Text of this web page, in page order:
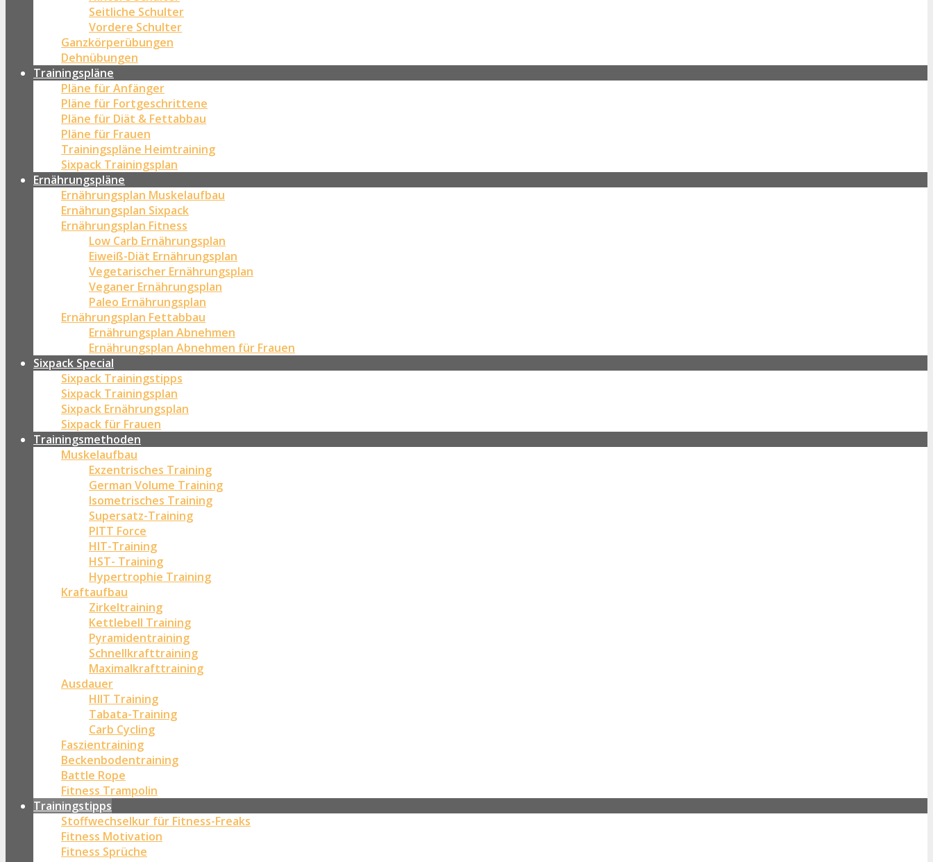
Seitliche Schulter
Vordere Schulter
Ganzkörperübungen
Dehnübungen
Trainingspläne
Pläne für Anfänger
Pläne für Fortgeschrittene
Pläne für Diät & Fettabbau
Pläne für Frauen
Trainingspläne Heimtraining
Sixpack Trainingsplan
Ernährungspläne
Ernährungsplan Muskelaufbau
Ernährungsplan Sixpack
Ernährungsplan Fitness
Low Carb Ernährungsplan
Eiweiß-Diät Ernährungsplan
Vegetarischer Ernährungsplan
Veganer Ernährungsplan
Paleo Ernährungsplan
Ernährungsplan Fettabbau
Ernährungsplan Abnehmen
Ernährungsplan Abnehmen für Frauen
Sixpack Special
Sixpack Trainingstipps
Sixpack Trainingsplan
Sixpack Ernährungsplan
Sixpack für Frauen
Trainingsmethoden
Muskelaufbau
Exzentrisches Training
German Volume Training
Isometrisches Training
Supersatz-Training
PITT Force
HIT-Training
HST- Training
Hypertrophie Training
Kraftaufbau
Zirkeltraining
Kettlebell Training
Pyramidentraining
Schnellkrafttraining
Maximalkrafttraining
Ausdauer
HIIT Training
Tabata-Training
Carb Cycling
Faszientraining
Beckenbodentraining
Battle Rope
Fitness Trampolin
Trainingstipps
Stoffwechselkur für Fitness-Freaks
Fitness Motivation
Fitness Sprüche